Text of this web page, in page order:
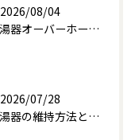
2026/08/04
給湯器オーバーホールを埼玉県で成功させる費用と業者選びのポイント解説
2026/07/28
給湯器の維持方法と自分でできる簡単メンテナンス術を徹底解説